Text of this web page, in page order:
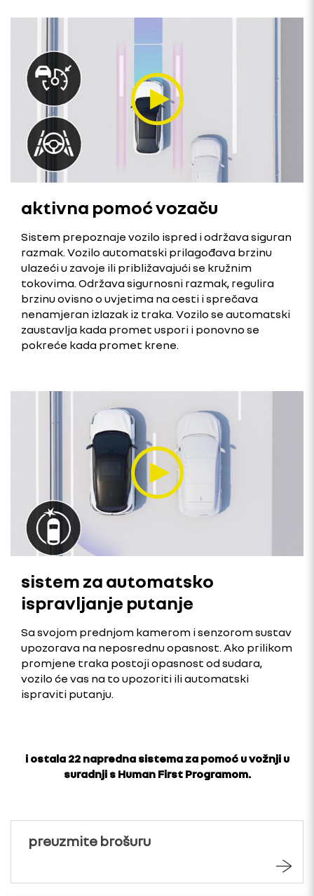
aktivna pomoć vozaču
Sistem prepoznaje vozilo ispred i održava siguran
razmak. Vozilo automatski prilagođava brzinu
ulazeći u zavoje ili približavajući se kružnim
tokovima. Održava sigurnosni razmak, regulira
brzinu ovisno o uvjetima na cesti i sprečava
nenamjeran izlazak iz traka. Vozilo se automatski
zaustavlja kada promet uspori i ponovno se
pokreće kada promet krene.
sistem za automatsko
ispravljanje putanje
Sa svojom prednjom kamerom i senzorom sustav
upozorava na neposrednu opasnost. Ako prilikom
promjene traka postoji opasnost od sudara,
vozilo će vas na to upozoriti ili automatski
ispraviti putanju.
i ostala 22 napredna sistema za pomoć u vožnji u
suradnji s Human First Programom.
preuzmite brošuru